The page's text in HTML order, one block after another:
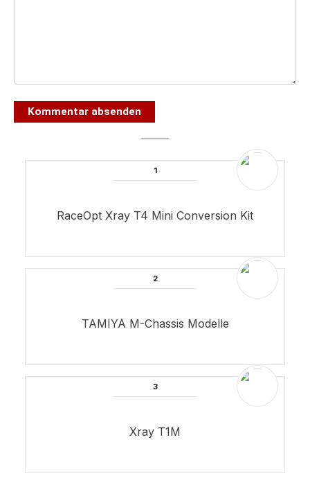
Kommentar absenden
RaceOpt Xray T4 Mini Conversion Kit
TAMIYA M-Chassis Modelle
Xray T1M